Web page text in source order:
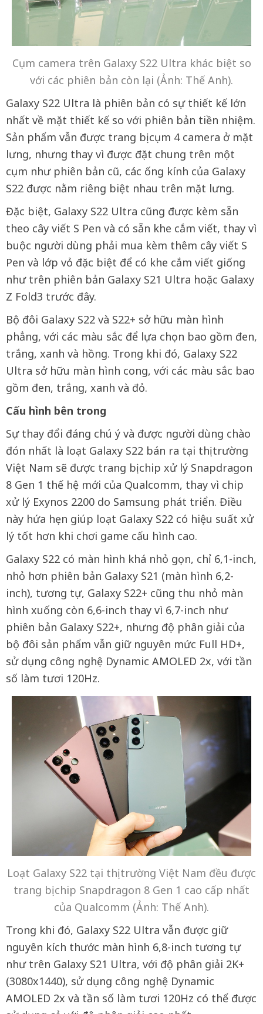
Cụm camera trên Galaxy S22 Ultra khác biệt so
với các phiên bản còn lại (Ảnh: Thế Anh).
Galaxy S22 Ultra là phiên bản có sự thiết kế lớn
nhất về mặt thiết kế so với phiên bản tiền nhiệm.
Sản phẩm vẫn được trang bị cụm 4 camera ở mặt
lưng, nhưng thay vì được đặt chung trên một
cụm như phiên bản cũ, các ống kính của Galaxy
S22 được nằm riêng biệt nhau trên mặt lưng.
Đặc biệt, Galaxy S22 Ultra cũng được kèm sẵn
theo cây viết S Pen và có sẵn khe cắm viết, thay vì
buộc người dùng phải mua kèm thêm cây viết S
Pen và lớp vỏ đặc biệt để có khe cắm viết giống
như trên phiên bản Galaxy S21 Ultra hoặc Galaxy
Z Fold3 trước đây.
Bộ đôi Galaxy S22 và S22+ sở hữu màn hình
phẳng, với các màu sắc để lựa chọn bao gồm đen,
trắng, xanh và hồng. Trong khi đó, Galaxy S22
Ultra sở hữu màn hình cong, với các màu sắc bao
gồm đen, trắng, xanh và đỏ.
Cấu hình bên trong
Sự thay đổi đáng chú ý và được người dùng chào
đón nhất là loạt Galaxy S22 bán ra tại thị trường
Việt Nam sẽ được trang bị chip xử lý Snapdragon
8 Gen 1 thế hệ mới của Qualcomm, thay vì chip
xử lý Exynos 2200 do Samsung phát triển. Điều
này hứa hẹn giúp loạt Galaxy S22 có hiệu suất xử
lý tốt hơn khi chơi game cấu hình cao.
Galaxy S22 có màn hình khá nhỏ gọn, chỉ 6,1-inch,
nhỏ hơn phiên bản Galaxy S21 (màn hình 6,2-
inch), tương tự, Galaxy S22+ cũng thu nhỏ màn
hình xuống còn 6,6-inch thay vì 6,7-inch như
phiên bản Galaxy S22+, nhưng độ phân giải của
bộ đôi sản phẩm vẫn giữ nguyên mức Full HD+,
sử dụng công nghệ Dynamic AMOLED 2x, với tần
số làm tươi 120Hz.
Loạt Galaxy S22 tại thị trường Việt Nam đều được
trang bị chip Snapdragon 8 Gen 1 cao cấp nhất
của Qualcomm (Ảnh: Thế Anh).
Trong khi đó, Galaxy S22 Ultra vẫn được giữ
nguyên kích thước màn hình 6,8-inch tương tự
như trên Galaxy S21 Ultra, với độ phân giải 2K+
(3080x1440), sử dụng công nghệ Dynamic
AMOLED 2x và tần số làm tươi 120Hz có thể được